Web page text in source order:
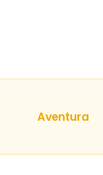
Aventura